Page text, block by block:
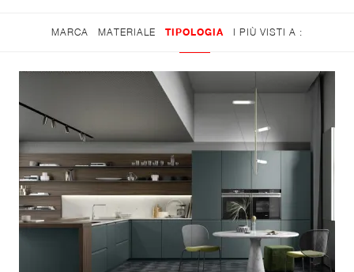
MARCA MATERIALE TIPOLOGIA I PIÙ VISTI A :